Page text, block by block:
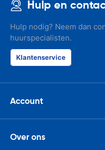
Hulp en
Hulp nodig? Neem dan
huurspecialisten.
Klantenservice
Account
Over ons